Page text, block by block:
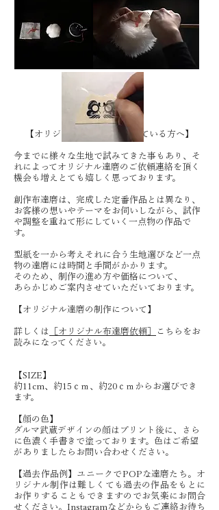
【オリジナル達磨制作を考えている方へ】
今までに様々な生地で試みてきた事もあり、そ
れによってオリジナル達磨のご依頼連絡を頂く
機会も増えとても嬉しく思っております。
創作布達磨は、完成した定番作品とは異なり、
お客様の想いやテーマをお伺いしながら、試作
や調整を重ねて形にしていく一点物の作品で
す。
型紙を一から考えそれに合う生地選びなど一点
物の達磨には時間と手間がかかります。
そのため、制作の進め方や価格について、
あらかじめご案内させていただいております。
【オリジナル達磨の制作について】​
詳しくは ［オリジナル布達磨依頼］
こちらをお
読みになってください。​​
【SIZE】
約11cm、約15ｃｍ、約20ｃｍからお選びでき
ます。
​【顔の色】
ダルマ武蔵デザインの顔はプリント後に、さら
に色濃く手書きで塗っております。色はご希望
がありましたらお問い合わせください。
【過去作品例】ユニークでPOPな達磨たち。オ
リジナル制作は難しくても過去の作品をもとに
お作りすることもできますのでお気楽にお問合
せください。Instagramなどからもご連絡お待ち